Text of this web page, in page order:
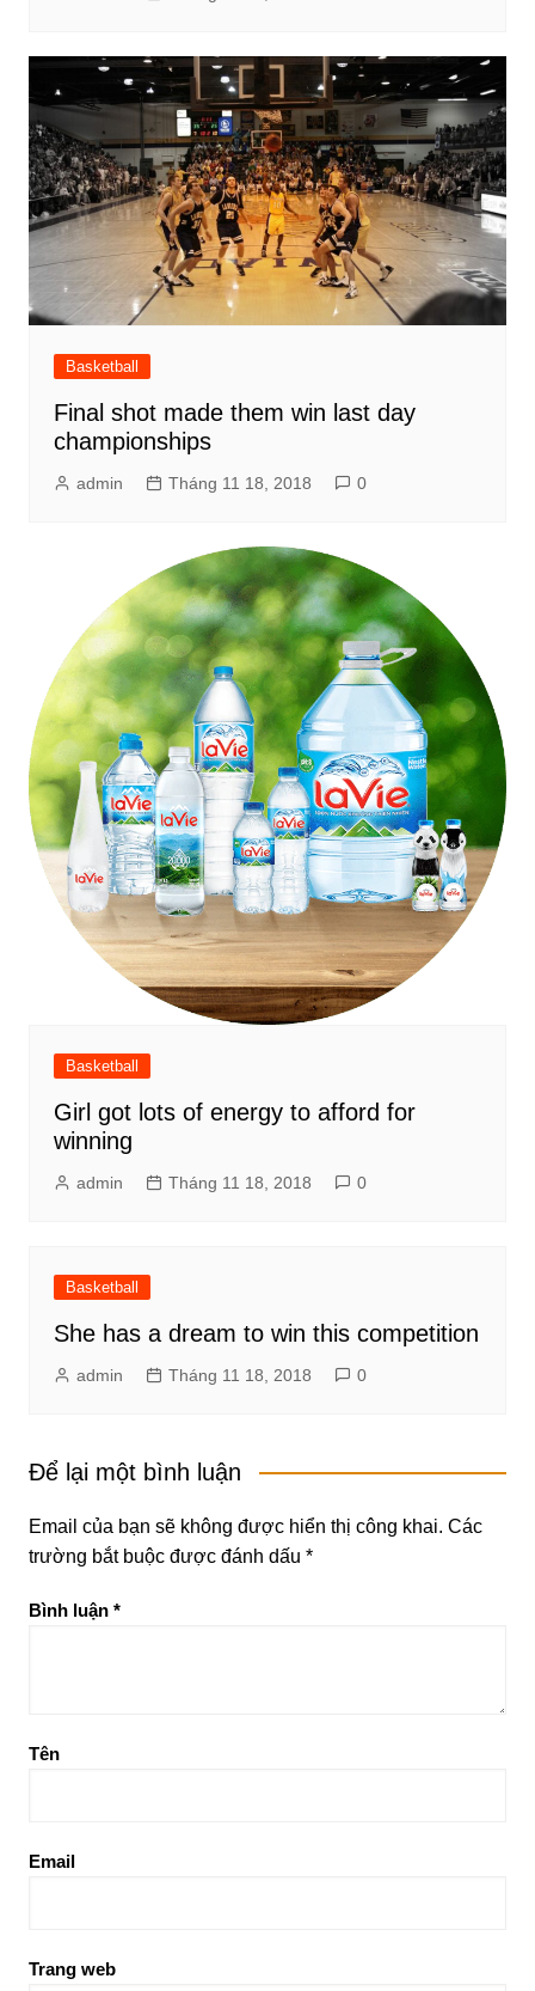
Basketball
Final shot made them win last day
championships
admin Tháng 11 18, 2018 0
Basketball
Girl got lots of energy to afford for
winning
admin Tháng 11 18, 2018 0
Basketball
She has a dream to win this competition
admin Tháng 11 18, 2018 0
Để lại một bình luận
Email của bạn sẽ không được hiển thị công khai. Các
trường bắt buộc được đánh dấu *
Bình luận *
Tên
Email
Trang web